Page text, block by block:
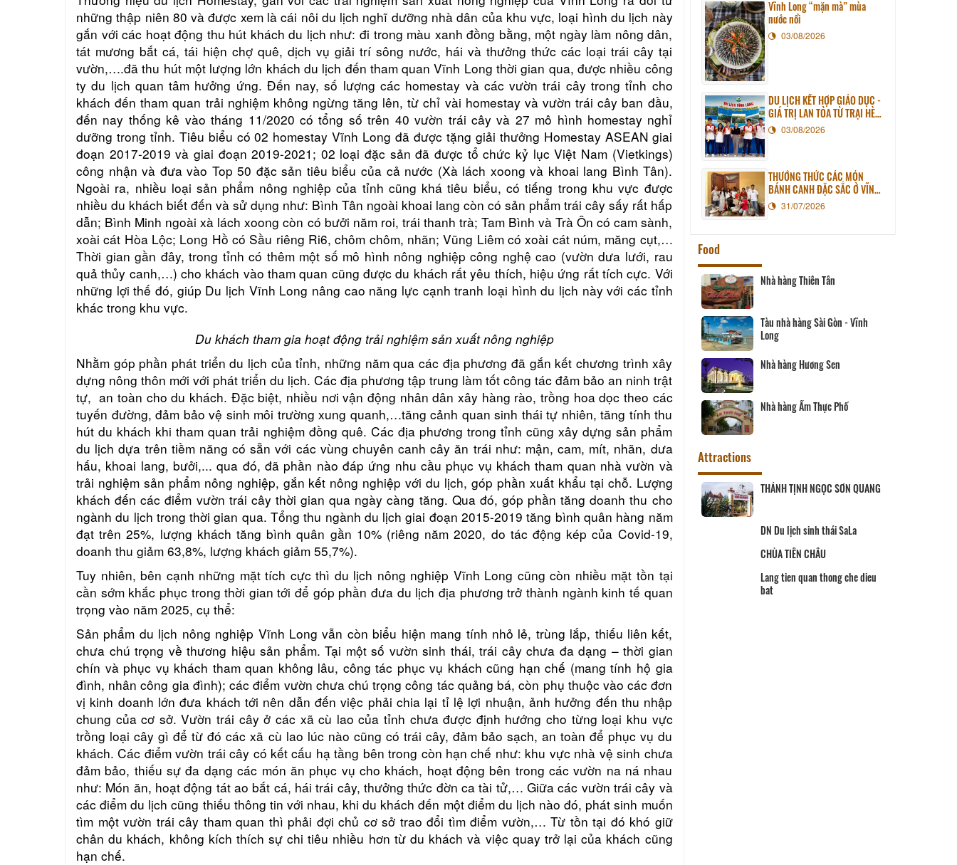
những thập niên 80 và được xem là cái nôi du lịch nghĩ dưỡng nhà dân của khu vực, loại hình du lịch này
gắn với các hoạt động thu hút khách du lịch như: đi trong màu xanh đồng bằng, một ngày làm nông dân,
tát mương bắt cá, tái hiện chợ quê, dịch vụ giải trí sông nước, hái và thưởng thức các loại trái cây tại
vườn,….đã thu hút một lượng lớn khách du lịch đến tham quan Vĩnh Long thời gian qua, được nhiều công
ty du lịch quan tâm hưởng ứng. Đến nay, số lượng các homestay và các vườn trái cây trong tỉnh cho
khách đến tham quan trải nghiệm không ngừng tăng lên, từ chỉ vài homestay và vườn trái cây ban đầu,
đến nay thống kê vào tháng 11/2020 có tổng số trên 40 vườn trái cây và 27 mô hình homestay nghỉ
dưỡng trong tỉnh. Tiêu biểu có 02 homestay Vĩnh Long đã được tặng giải thưởng Homestay ASEAN giai
đoạn 2017-2019 và giai đoạn 2019-2021; 02 loại đặc sản đã được tổ chức kỷ lục Việt Nam (Vietkings)
công nhận và đưa vào Top 50 đặc sản tiêu biểu của cả nước (Xà lách xoong và khoai lang Bình Tân).
Ngoài ra, nhiều loại sản phẩm nông nghiệp của tỉnh cũng khá tiêu biểu, có tiếng trong khu vực được
nhiều du khách biết đến và sử dụng như: Bình Tân ngoài khoai lang còn có sản phẩm trái cây sấy rất hấp
dẫn; Bình Minh ngoài xà lách xoong còn có bưởi năm roi, trái thanh trà; Tam Bình và Trà Ôn có cam sành,
xoài cát Hòa Lộc; Long Hồ có Sầu riêng Ri6, chôm chôm, nhãn; Vũng Liêm có xoài cát núm, măng cụt,…
Thời gian gần đây, trong tỉnh có thêm một số mô hình nông nghiệp công nghệ cao (vườn dưa lưới, rau
quả thủy canh,…) cho khách vào tham quan cũng được du khách rất yêu thích, hiệu ứng rất tích cực. Với
những lợi thế đó, giúp Du lịch Vĩnh Long nâng cao năng lực cạnh tranh loại hình du lịch này với các tỉnh
khác trong khu vực.
Du khách tham gia hoạt động trải nghiệm sản xuất nông nghiệp
Nhằm góp phần phát triển du lịch của tỉnh, những năm qua các địa phương đã gắn kết chương trình xây
dựng nông thôn mới với phát triển du lịch. Các địa phương tập trung làm tốt công tác đảm bảo an ninh trật
tự, an toàn cho du khách. Đặc biệt, nhiều nơi vận động nhân dân xây hàng rào, trồng hoa dọc theo các
tuyến đường, đảm bảo vệ sinh môi trường xung quanh,…tăng cảnh quan sinh thái tự nhiên, tăng tính thu
hút du khách khi tham quan trải nghiệm đồng quê. Các địa phương trong tỉnh cũng xây dựng sản phẩm
du lịch dựa trên tiềm năng có sẵn với các vùng chuyên canh cây ăn trái như: mận, cam, mít, nhãn, dưa
hấu, khoai lang, bưởi,... qua đó, đã phần nào đáp ứng nhu cầu phục vụ khách tham quan nhà vườn và
trải nghiệm sản phẩm nông nghiệp, gắn kết nông nghiệp với du lịch, góp phần xuất khẩu tại chỗ. Lượng
khách đến các điểm vườn trái cây thời gian qua ngày càng tăng. Qua đó, góp phần tăng doanh thu cho
ngành du lịch trong thời gian qua. Tổng thu ngành du lịch giai đoạn 2015-2019 tăng bình quân hàng năm
đạt trên 25%, lượng khách tăng bình quân gần 10% (riêng năm 2020, do tác động kép của Covid-19,
doanh thu giảm 63,8%, lượng khách giảm 55,7%).
Tuy nhiên, bên cạnh những mặt tích cực thì du lịch nông nghiệp Vĩnh Long cũng còn nhiều mặt tồn tại
cần sớm khắc phục trong thời gian tới để góp phần đưa du lịch địa phương trở thành ngành kinh tế quan
trọng vào năm 2025, cụ thể:
Sản phẩm du lịch nông nghiệp Vĩnh Long vẫn còn biểu hiện mang tính nhỏ lẻ, trùng lắp, thiếu liên kết,
chưa chú trọng về thương hiệu sản phẩm. Tại một số vườn sinh thái, trái cây chưa đa dạng – thời gian
chín và phục vụ khách tham quan không lâu, công tác phục vụ khách cũng hạn chế (mang tính hộ gia
đình, nhân công gia đình); các điểm vườn chưa chú trọng công tác quảng bá, còn phụ thuộc vào các đơn
vị kinh doanh lớn đưa khách tới nên dẫn đến việc phải chia lại tỉ lệ lợi nhuận, ảnh hưởng đến thu nhập
chung của cơ sở. Vườn trái cây ở các xã cù lao của tỉnh chưa được định hướng cho từng loại khu vực
trồng loại cây gì để từ đó các xã cù lao lúc nào cũng có trái cây, đảm bảo sạch, an toàn để phục vụ du
khách. Các điểm vườn trái cây có kết cấu hạ tầng bên trong còn hạn chế như: khu vực nhà vệ sinh chưa
đảm bảo, thiếu sự đa dạng các món ăn phục vụ cho khách, hoạt động bên trong các vườn na ná nhau
như: Món ăn, hoạt động tát ao bắt cá, hái trái cây, thưởng thức đờn ca tài tử,… Giữa các vườn trái cây và
các điểm du lịch cũng thiếu thông tin với nhau, khi du khách đến một điểm du lịch nào đó, phát sinh muốn
tìm một vườn trái cây tham quan thì phải đợi chủ cơ sở trao đổi tìm điểm vườn,… Từ tồn tại đó khó giữ
chân du khách, không kích thích sự chi tiêu nhiều hơn từ du khách và việc quay trở lại của khách cũng
hạn chế.
Vĩnh Long “mặn mà” mùa
nước nổi
03/08/2026
DU LỊCH KẾT HỢP GIÁO DỤC -
GIÁ TRỊ LAN TỎA TỪ TRẠI HÈ
PHƯƠNG NAM NĂM 2026
03/08/2026
THƯỞNG THỨC CÁC MÓN
BÁNH CANH ĐẶC SẮC Ở VĨNH
LONG31/07/2026
Food
Nhà hàng Thiên Tân
Tàu nhà hàng Sài Gòn - Vĩnh
Long
Nhà hàng Hương Sen
Nhà hàng Ẩm Thực Phố
Attractions
Khu tưởng niệm cố Thủ tướng Võ
Văn Kiệt
BẢO TÀNG VĨNH LONG
Khu lưu niệm Giáo sư, Viện sĩ
Trần Đại Nghĩa
Khu lưu niệm Chủ tịch Hội đồng
Bộ trưởng Phạm Hùng
KHU DU LỊCH VINH SANG
VĂN THÁNH MIẾU VĨNH LONG
THÁNH TỊNH NGỌC SƠN QUANG
DN Du lịch sinh thái SaLa